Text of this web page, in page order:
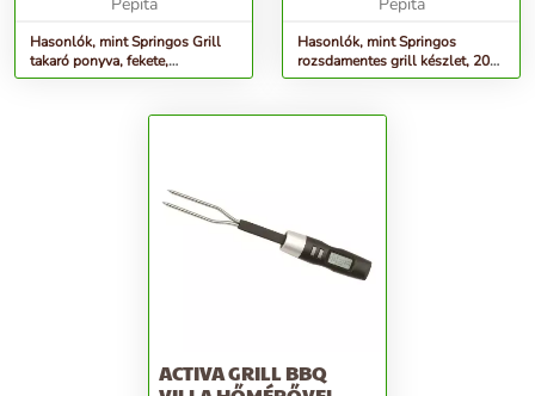
Hasonlók, mint Springos Grill
takaró ponyva, fekete,
145x61x117 cm, vízálló takaró
Hasonlók, mint Springos
rozsdamentes grill készlet, 20
darabos, grillszett táskában
ACTIVA GRILL BBQ